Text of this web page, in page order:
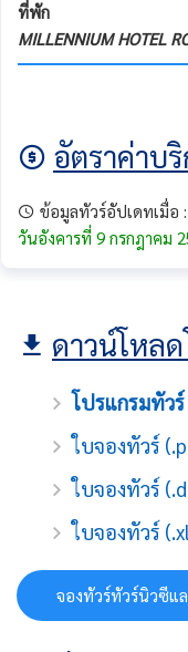
ที่พัก
MILLENNIUM HOTEL
อัตราค่าบ
ข้อมูลทัวร์อัปเดทเมื่อ :
วันอังคารที่ 9 กรกฎาคม
ดาวน์โหล
โปรแกรมทัว
ใบจองทัวร์
ใบจองทัวร์
ใบจองทัวร์
จองทัวร์ทัวร์นิวซีแ